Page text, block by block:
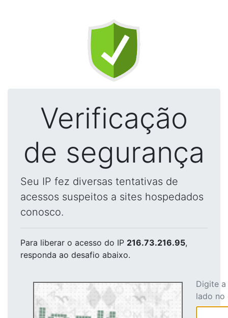
Verificação
de segurança
Seu IP fez diversas tentativas de
acessos suspeitos a sites hospedados
conosco.
Para liberar o acesso do IP 216.73.216.95,
responda ao desafio abaixo.
Digite
lado no